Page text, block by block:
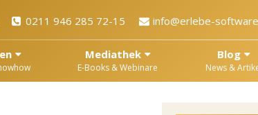
0211 946 285 72-15 info@erlebe-
Mediathek
E-Books & Webinare
Blog
News &